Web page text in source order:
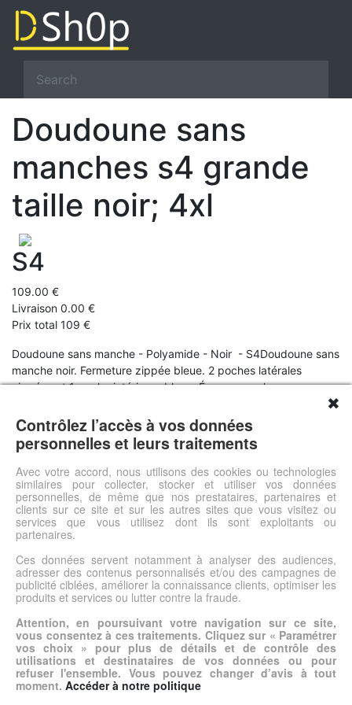
Doudoune sans
manches s4 grande
taille noir; 4xl
S4
109.00 €
Livraison 0.00 €
Prix total 109 €
Doudoune sans manche - Polyamide - Noir - S4Doudoune sans
manche noir. Fermeture zippée bleue. 2 poches latérales
zippées et 1 poche intérieure bleue. Écusson sur la
poitrine. Composition : 100 % Polyamide Entretien : Lavage en
machine à 30° La marque : S4 propose un très large choix de
manteaux, vestes, parkas ou doudounes. Disponibles en tailles
adaptés aux hommes forts ainsi qu'aux homme grands, les
produits de cette marque vous deviendront très vite
indispensables.
Voir l'offre
© DSh0p 2026 -Accueil-Mentions légales
✖
Contrôlez l’accès à vos données
personnelles et leurs traitements
Avec votre accord, nous utilisons des cookies ou technologies
similaires pour collecter, stocker et utiliser vos données
personnelles, de même que nos prestataires, partenaires et
clients sur ce site et sur les autres sites que vous visitez ou
services que vous utilisez dont ils sont exploitants ou
partenaires.
Ces données servent notamment à analyser des audiences,
adresser des contenus personnalisés et/ou des campagnes de
publicité ciblées, améliorer la connaissance clients, optimiser les
produits et services ou lutter contre la fraude.
Attention, en poursuivant votre navigation sur ce site,
vous consentez à ces traitements. Cliquez sur « Paramétrer
vos choix » pour plus de détails et de contrôle des
utilisations et destinataires de vos données ou pour
refuser l'ensemble. Vous pouvez changer d’avis à tout
moment. Accéder à notre politique